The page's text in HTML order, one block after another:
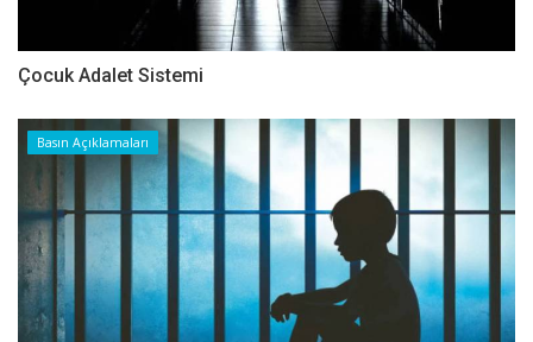
Çocuk Adalet Sistemi
Basın Açıklamaları